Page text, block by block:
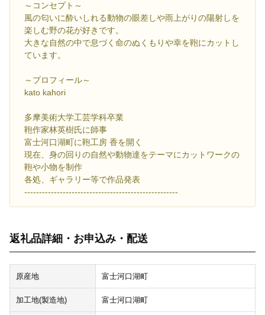
～コンセプト～
風の匂いに酔いしれる動物の眼差しや雨上がりの陽射しを
楽しむ野の花が好きです。
大きな自然の中で息づく命のぬくもりや幸を鞄にカットし
ています。
～プロフィール～
kato kahori
多摩美術大学工芸学科卒業
鞄作家林英樹氏に師事
富士河口湖町に鞄工房 香を開く
現在、身の回りの自然や動物達をテーマにカットワークの
鞄や小物を制作
各処、ギャラリー等で作品発表
----------------------------------------------------
返礼品詳細・お申込み・配送
原産地 富士河口湖町
加工地(製造地) 富士河口湖町